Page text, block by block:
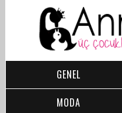
GENEL
MODA